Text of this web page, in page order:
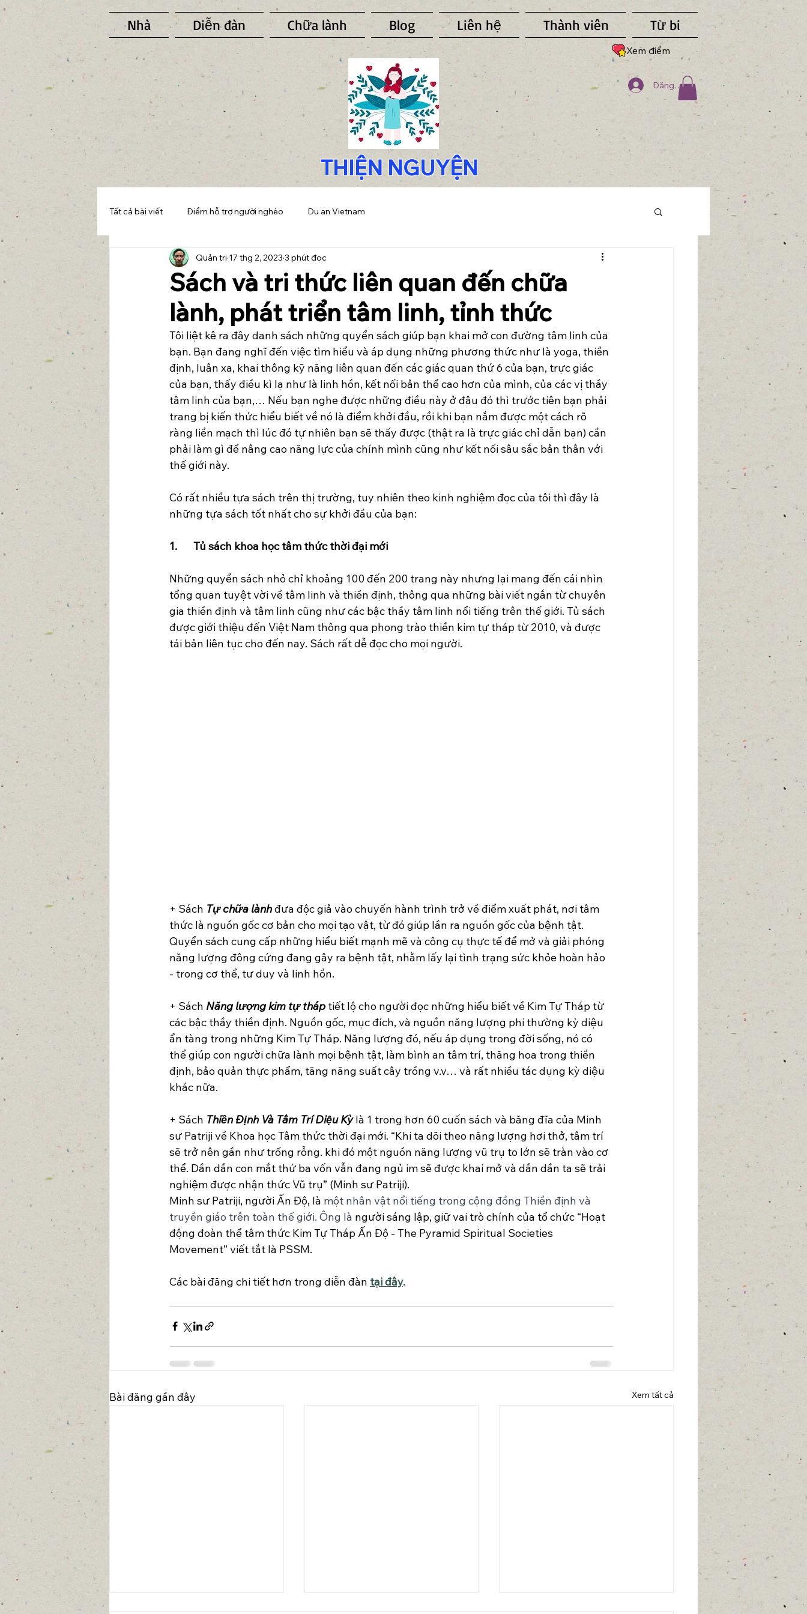
Nhà Diễn đàn Chữa lành Blog Liên hệ Thành viên Từ bi
Xem điểm
Đăng nhập
THIỆN NGUYỆN
Tất cả bài viết Điểm hỗ trợ người nghèo Du an Vietnam
Sách và tri thức liên quan đến chữa
lành, phát triển tâm linh, tỉnh thức
Quản trị 17 thg 2, 2023 3 phút đọc
Tôi liệt kê ra đây danh sách những quyển sách giúp bạn khai mở con đường tâm linh của
bạn. Bạn đang nghĩ đến việc tìm hiểu và áp dụng những phương thức như là yoga, thiền
định, luân xa, khai thông kỹ năng liên quan đến các giác quan thứ 6 của bạn, trực giác
của bạn, thấy điều kì lạ như là linh hồn, kết nối bản thể cao hơn của mình, của các vị thầy
tâm linh của bạn,… Nếu bạn nghe được những điều này ở đâu đó thì trước tiên bạn phải
trang bị kiến thức hiểu biết về nó là điểm khởi đầu, rồi khi bạn nắm được một cách rõ
ràng liền mạch thì lúc đó tự nhiên bạn sẽ thấy được (thật ra là trực giác chỉ dẫn bạn) cần
phải làm gì để nâng cao năng lực của chính mình cũng như kết nối sâu sắc bản thân với
thế giới này.
Có rất nhiều tựa sách trên thị trường, tuy nhiên theo kinh nghiệm đọc của tôi thì đây là
những tựa sách tốt nhất cho sự khởi đầu của bạn:
1.	Tủ sách khoa học tâm thức thời đại mới
Những quyển sách nhỏ chỉ khoảng 100 đến 200 trang này nhưng lại mang đến cái nhìn
tổng quan tuyệt vời về tâm linh và thiền định, thông qua những bài viết ngắn từ chuyên
gia thiền định và tâm linh cũng như các bậc thầy tâm linh nổi tiếng trên thế giới. Tủ sách
được giới thiệu đến Việt Nam thông qua phong trào thiền kim tự tháp từ 2010, và được
tái bản liên tục cho đến nay. Sách rất dễ đọc cho mọi người.
+ Sách Tự chữa lành đưa độc giả vào chuyến hành trình trở về điểm xuất phát, nơi tâm
thức là nguồn gốc cơ bản cho mọi tạo vật, từ đó giúp lần ra nguồn gốc của bệnh tật.
Quyển sách cung cấp những hiểu biết mạnh mẽ và công cụ thực tế để mở và giải phóng
năng lượng đông cứng đang gây ra bệnh tật, nhằm lấy lại tình trạng sức khỏe hoàn hảo
- trong cơ thể, tư duy và linh hồn.
+ Sách Năng lượng kim tự tháp tiết lộ cho người đọc những hiểu biết về Kim Tự Tháp từ
các bậc thầy thiền định. Nguồn gốc, mục đích, và nguồn năng lượng phi thường kỳ diệu
ẩn tàng trong những Kim Tự Tháp. Năng lượng đó, nếu áp dụng trong đời sống, nó có
thể giúp con người chữa lành mọi bệnh tật, làm bình an tâm trí, thăng hoa trong thiền
định, bảo quản thực phẩm, tăng năng suất cây trồng v.v… và rất nhiều tác dụng kỳ diệu
khác nữa.
+ Sách Thiền Định Và Tâm Trí Diệu Kỳ là 1 trong hơn 60 cuốn sách và băng đĩa của Minh
sư Patriji về Khoa học Tâm thức thời đại mới. “Khi ta dõi theo năng lượng hơi thở, tâm trí
sẽ trở nên gần như trống rỗng. khi đó một nguồn năng lượng vũ trụ to lớn sẽ tràn vào cơ
thể. Dần dần con mắt thứ ba vốn vẫn đang ngủ im sẽ được khai mở và dần dần ta sẽ trải
nghiệm được nhận thức Vũ trụ” (Minh sư Patriji).
Minh sư Patriji, người Ấn Độ, là một nhân vật nổi tiếng trong cộng đồng Thiền định và
truyền giáo trên toàn thế giới. Ông là người sáng lập, giữ vai trò chính của tổ chức “Hoạt
động đoàn thể tâm thức Kim Tự Tháp Ấn Độ - The Pyramid Spiritual Societies
Movement” viết tắt là PSSM.
Các bài đăng chi tiết hơn trong diễn đàn tại đây.
Bài đăng gần đây Xem tất cả